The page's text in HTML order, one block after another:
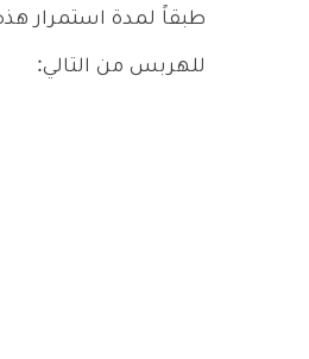
طبقاً لمدة استمرار
للهربس من التالي: